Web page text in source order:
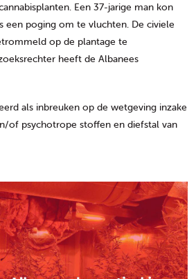
Een 37-jarige man kon
een poging om te vluchten. De civiele
op de plantage te
heeft de Albanees
als inbreuken op de wetgeving inzake
of psychotrope stoffen en diefstal van